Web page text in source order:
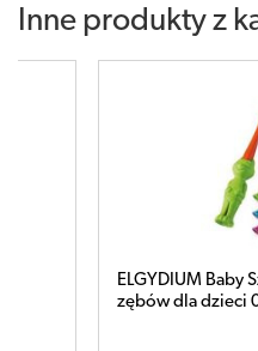
Inne produkty z
Szczoteczka do
0-2 lat x 1 sztuka